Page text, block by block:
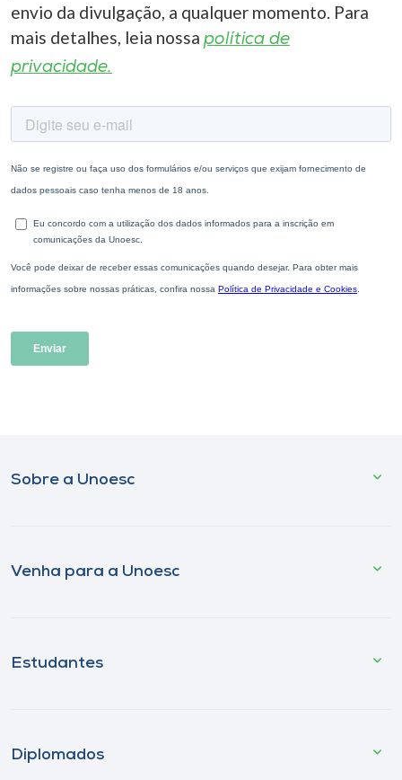
envio da divulgação, a qualquer momento. Para
mais detalhes, leia nossa política de
privacidade.
Sobre a Unoesc
Venha para a Unoesc
Estudantes
Diplomados